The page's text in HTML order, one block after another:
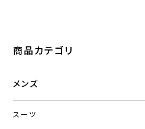
商品カテゴリ
メンズ
スーツ